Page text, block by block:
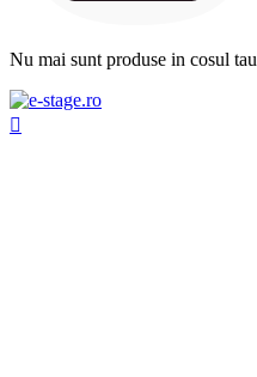
Nu mai sunt produse in cosul tau
